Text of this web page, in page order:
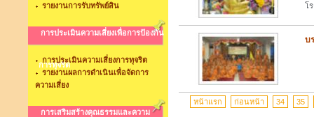
รายงานการรับทรัพย์สิน
การประเมินความเสี่ยงเพื่อการป้องกัน
การทุจริต
การประเมินความเสี่ยงการทุจริต
รายงานผลการดำเนินเพื่อจัดการ
ความเสี่ยง
การเสริมสร้างคุณธรรมและความ
โ
บ
หน้าแรก ก่อนหน้า 34 35